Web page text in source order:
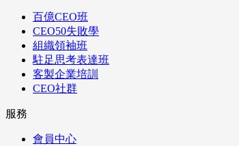
百億CEO班
CEO50失敗學
組織領袖班
駐足思考表達班
客製企業培訓
CEO社群
服務
會員中心